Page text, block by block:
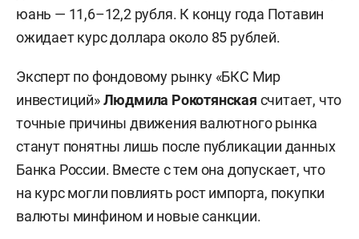
юань — 11,6–12,2 рубля. К концу года Потавин
ожидает курс доллара около 85 рублей.
Эксперт по фондовому рынку «БКС Мир
инвестиций»Людмила Рокотянская считает, что
точные причины движения валютного рынка
станут понятны лишь после публикации данных
Банка России. Вместе с тем она допускает, что
на курс могли повлиять рост импорта, покупки
валюты минфином и новые санкции.